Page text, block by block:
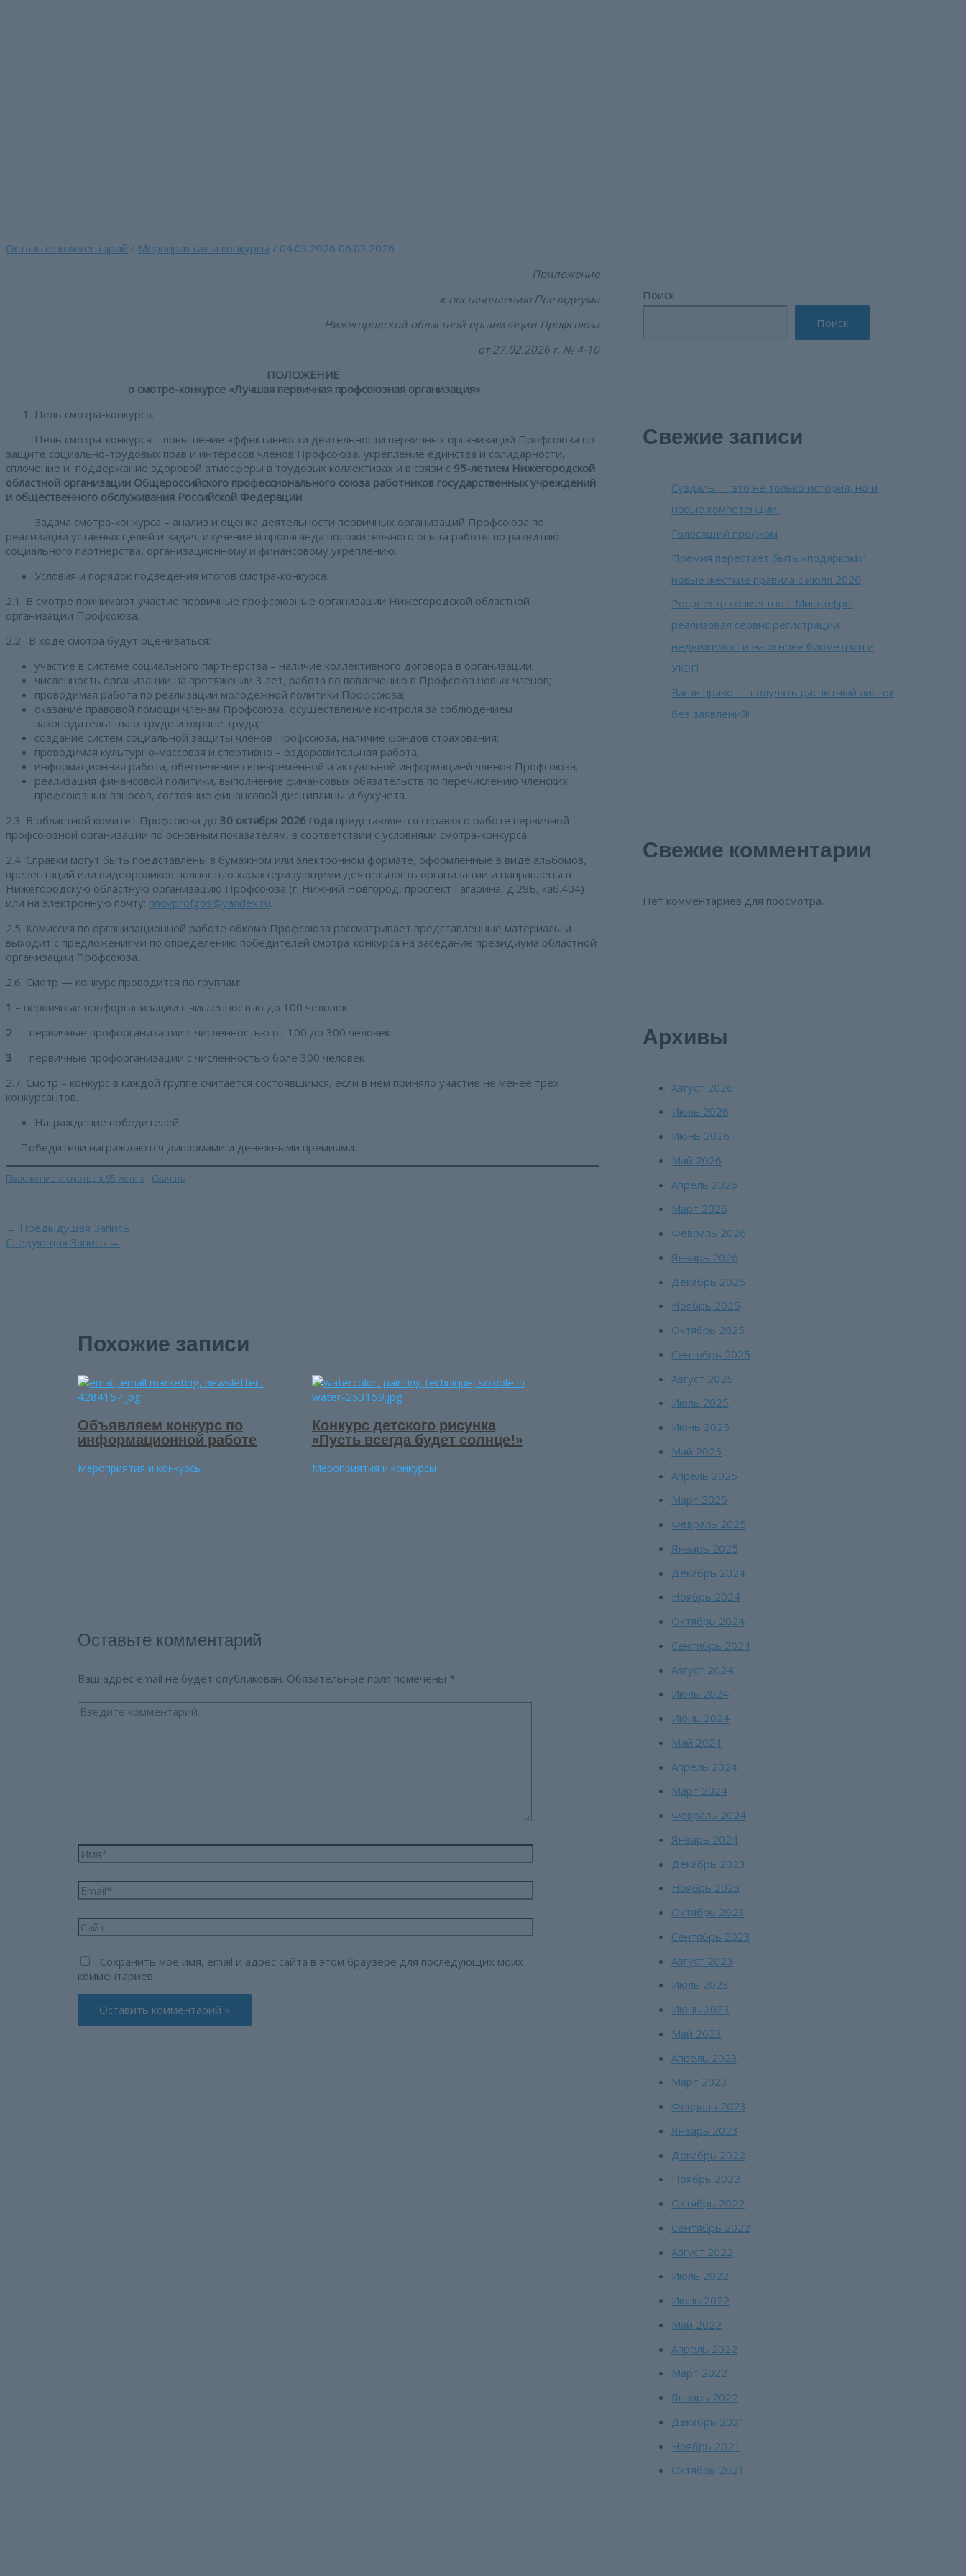
Оставьте комментарий / Мероприятия и конкурсы / 04.03.2026 06.03.2026
Приложение
к постановлению Президиума
Нижегородской областной организации Профсоюза
от 27.02.2026 г. № 4-10
ПОЛОЖЕНИЕ
о смотре-конкурсе «Лучшая первичная профсоюзная организация»
Цель смотра-конкурса.
Цель смотра-конкурса – повышение эффективности деятельности первичных организаций Профсоюза по
защите социально-трудовых прав и интересов членов Профсоюза, укрепление единства и солидарности,
сплочение и поддержание здоровой атмосферы в трудовых коллективах и в связи с 95-летием Нижегородской
областной организации Общероссийского профессионального союза работников государственных учреждений
и общественного обслуживания Российской Федерации.
Задача смотра-конкурса – анализ и оценка деятельности первичных организаций Профсоюза по
реализации уставных целей и задач, изучение и пропаганда положительного опыта работы по развитию
социального партнерства, организационному и финансовому укреплению.
Условия и порядок подведения итогов смотра-конкурса.
2.1. В смотре принимают участие первичные профсоюзные организации Нижегородской областной
организации Профсоюза.
2.2. В ходе смотра будут оцениваться:
участие в системе социального партнерства – наличие коллективного договора в организации;
численность организации на протяжении 3 лет, работа по вовлечению в Профсоюз новых членов;
проводимая работа по реализации молодежной политики Профсоюза;
оказание правовой помощи членам Профсоюза, осуществление контроля за соблюдением
законодательства о труде и охране труда;
создание систем социальной защиты членов Профсоюза, наличие фондов страхования;
проводимая культурно-массовая и спортивно – оздоровительная работа;
информационная работа, обеспечение своевременной и актуальной информацией членов Профсоюза;
реализация финансовой политики, выполнение финансовых обязательств по перечислению членских
профсоюзных взносов, состояние финансовой дисциплины и бухучета.
2.3. В областной комитет Профсоюза до 30 октября 2026 года представляется справка о работе первичной
профсоюзной организации по основным показателям, в соответствии с условиями смотра-конкурса.
2.4. Справки могут быть представлены в бумажном или электронном формате, оформленные в виде альбомов,
презентаций или видеороликов полностью характеризующими деятельность организации и направлены в
Нижегородскую областную организацию Профсоюза (г. Нижний Новгород, проспект Гагарина, д.29Б, каб.404)
или на электронную почту: nnovprofgos@yandex.ru.
2.5. Комиссия по организационной работе обкома Профсоюза рассматривает представленные материалы и
выходит с предложениями по определению победителей смотра-конкурса на заседание президиума областной
организации Профсоюза.
2.6. Смотр — конкурс проводится по группам:
1 – первичные профорганизации с численностью до 100 человек
2 — первичные профорганизации с численностью от 100 до 300 человек
3 — первичные профорганизации с численностью боле 300 человек
2.7. Смотр – конкурс в каждой группе считается состоявшимся, если в нем приняло участие не менее трех
конкурсантов.
Награждение победителей.
Победители награждаются дипломами и денежными премиями.
Положение о смотре к 95-летию Скачать
Навигация
по
← Предыдущая Запись
Следующая Запись →
Похожие записи
Объявляем конкурс по
информационной работе
Мероприятия и конкурсы
Конкурс детского рисунка
«Пусть всегда будет солнце!»
Мероприятия и конкурсы
Оставьте комментарий
Ваш адрес email не будет опубликован. Обязательные поля помечены *
Введите
комментарий...
Имя*
Email*
Сайт
Сохранить моё имя, email и адрес сайта в этом браузере для последующих моих
комментариев.
Поиск
Поиск
Свежие записи
Суздаль — это не только история, но и
новые компетенции!
Голосящий профком
Премия перестает быть «подарком»:
новые жесткие правила с июля 2026
Росреестр совместно с Минцифры
реализовал сервис регистрации
недвижимости на основе биометрии и
УКЭП
Ваше право — получать расчетный листок
без заявлений!
Свежие комментарии
Нет комментариев для просмотра.
Архивы
Август 2026
Июль 2026
Июнь 2026
Май 2026
Апрель 2026
Март 2026
Февраль 2026
Январь 2026
Декабрь 2025
Ноябрь 2025
Октябрь 2025
Сентябрь 2025
Август 2025
Июль 2025
Июнь 2025
Май 2025
Апрель 2025
Март 2025
Февраль 2025
Январь 2025
Декабрь 2024
Ноябрь 2024
Октябрь 2024
Сентябрь 2024
Август 2024
Июль 2024
Июнь 2024
Май 2024
Апрель 2024
Март 2024
Февраль 2024
Январь 2024
Декабрь 2023
Ноябрь 2023
Октябрь 2023
Сентябрь 2023
Август 2023
Июль 2023
Июнь 2023
Май 2023
Апрель 2023
Март 2023
Февраль 2023
Январь 2023
Декабрь 2022
Ноябрь 2022
Октябрь 2022
Сентябрь 2022
Август 2022
Июль 2022
Июнь 2022
Май 2022
Апрель 2022
Март 2022
Январь 2022
Декабрь 2021
Ноябрь 2021
Октябрь 2021